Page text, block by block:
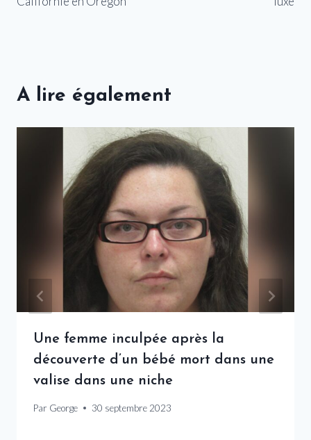
A lire également
Une femme inculpée après la
découverte d’un bébé mort dans une
valise dans une niche
Par George 30 septembre 2023